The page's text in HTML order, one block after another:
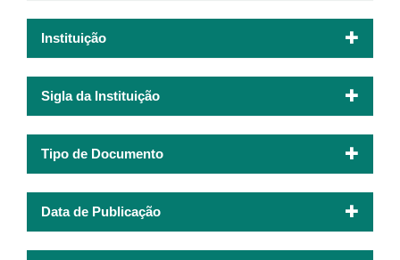
Instituição
Sigla da Instituição
Tipo de Documento
Data de Publicação